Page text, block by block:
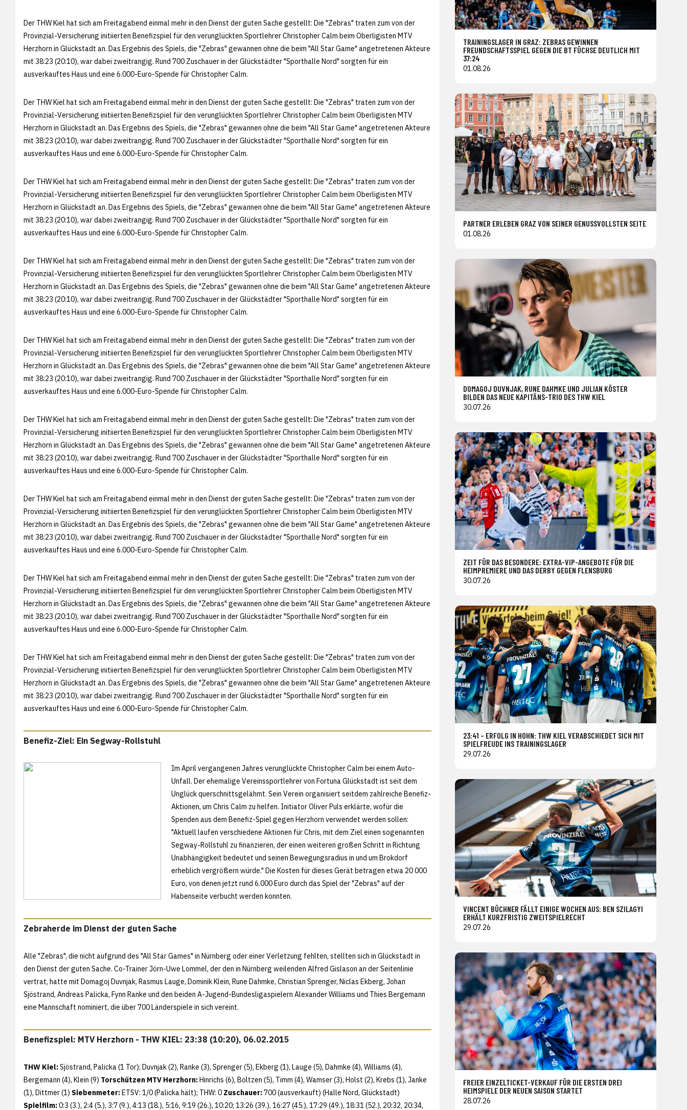
Der THW Kiel hat sich am Freitagabend einmal mehr in den Dienst der guten Sache gestellt: Die "Zebras" traten zum von der
Provinzial-Versicherung initiierten Benefizspiel für den verunglückten Sportlehrer Christopher Calm beim Oberligisten MTV
Herzhorn in Glückstadt an. Das Ergebnis des Spiels, die "Zebras" gewannen ohne die beim "All Star Game" angetretenen Akteure
mit 38:23 (20:10), war dabei zweitrangig. Rund 700 Zuschauer in der Glückstädter "Sporthalle Nord" sorgten für ein
ausverkauftes Haus und eine 6.000-Euro-Spende für Christopher Calm.
Der THW Kiel hat sich am Freitagabend einmal mehr in den Dienst der guten Sache gestellt: Die "Zebras" traten zum von der
Provinzial-Versicherung initiierten Benefizspiel für den verunglückten Sportlehrer Christopher Calm beim Oberligisten MTV
Herzhorn in Glückstadt an. Das Ergebnis des Spiels, die "Zebras" gewannen ohne die beim "All Star Game" angetretenen Akteure
mit 38:23 (20:10), war dabei zweitrangig. Rund 700 Zuschauer in der Glückstädter "Sporthalle Nord" sorgten für ein
ausverkauftes Haus und eine 6.000-Euro-Spende für Christopher Calm.
Der THW Kiel hat sich am Freitagabend einmal mehr in den Dienst der guten Sache gestellt: Die "Zebras" traten zum von der
Provinzial-Versicherung initiierten Benefizspiel für den verunglückten Sportlehrer Christopher Calm beim Oberligisten MTV
Herzhorn in Glückstadt an. Das Ergebnis des Spiels, die "Zebras" gewannen ohne die beim "All Star Game" angetretenen Akteure
mit 38:23 (20:10), war dabei zweitrangig. Rund 700 Zuschauer in der Glückstädter "Sporthalle Nord" sorgten für ein
ausverkauftes Haus und eine 6.000-Euro-Spende für Christopher Calm.
Der THW Kiel hat sich am Freitagabend einmal mehr in den Dienst der guten Sache gestellt: Die "Zebras" traten zum von der
Provinzial-Versicherung initiierten Benefizspiel für den verunglückten Sportlehrer Christopher Calm beim Oberligisten MTV
Herzhorn in Glückstadt an. Das Ergebnis des Spiels, die "Zebras" gewannen ohne die beim "All Star Game" angetretenen Akteure
mit 38:23 (20:10), war dabei zweitrangig. Rund 700 Zuschauer in der Glückstädter "Sporthalle Nord" sorgten für ein
ausverkauftes Haus und eine 6.000-Euro-Spende für Christopher Calm.
Der THW Kiel hat sich am Freitagabend einmal mehr in den Dienst der guten Sache gestellt: Die "Zebras" traten zum von der
Provinzial-Versicherung initiierten Benefizspiel für den verunglückten Sportlehrer Christopher Calm beim Oberligisten MTV
Herzhorn in Glückstadt an. Das Ergebnis des Spiels, die "Zebras" gewannen ohne die beim "All Star Game" angetretenen Akteure
mit 38:23 (20:10), war dabei zweitrangig. Rund 700 Zuschauer in der Glückstädter "Sporthalle Nord" sorgten für ein
ausverkauftes Haus und eine 6.000-Euro-Spende für Christopher Calm.
Der THW Kiel hat sich am Freitagabend einmal mehr in den Dienst der guten Sache gestellt: Die "Zebras" traten zum von der
Provinzial-Versicherung initiierten Benefizspiel für den verunglückten Sportlehrer Christopher Calm beim Oberligisten MTV
Herzhorn in Glückstadt an. Das Ergebnis des Spiels, die "Zebras" gewannen ohne die beim "All Star Game" angetretenen Akteure
mit 38:23 (20:10), war dabei zweitrangig. Rund 700 Zuschauer in der Glückstädter "Sporthalle Nord" sorgten für ein
ausverkauftes Haus und eine 6.000-Euro-Spende für Christopher Calm.
Der THW Kiel hat sich am Freitagabend einmal mehr in den Dienst der guten Sache gestellt: Die "Zebras" traten zum von der
Provinzial-Versicherung initiierten Benefizspiel für den verunglückten Sportlehrer Christopher Calm beim Oberligisten MTV
Herzhorn in Glückstadt an. Das Ergebnis des Spiels, die "Zebras" gewannen ohne die beim "All Star Game" angetretenen Akteure
mit 38:23 (20:10), war dabei zweitrangig. Rund 700 Zuschauer in der Glückstädter "Sporthalle Nord" sorgten für ein
ausverkauftes Haus und eine 6.000-Euro-Spende für Christopher Calm.
Der THW Kiel hat sich am Freitagabend einmal mehr in den Dienst der guten Sache gestellt: Die "Zebras" traten zum von der
Provinzial-Versicherung initiierten Benefizspiel für den verunglückten Sportlehrer Christopher Calm beim Oberligisten MTV
Herzhorn in Glückstadt an. Das Ergebnis des Spiels, die "Zebras" gewannen ohne die beim "All Star Game" angetretenen Akteure
mit 38:23 (20:10), war dabei zweitrangig. Rund 700 Zuschauer in der Glückstädter "Sporthalle Nord" sorgten für ein
ausverkauftes Haus und eine 6.000-Euro-Spende für Christopher Calm.
Der THW Kiel hat sich am Freitagabend einmal mehr in den Dienst der guten Sache gestellt: Die "Zebras" traten zum von der
Provinzial-Versicherung initiierten Benefizspiel für den verunglückten Sportlehrer Christopher Calm beim Oberligisten MTV
Herzhorn in Glückstadt an. Das Ergebnis des Spiels, die "Zebras" gewannen ohne die beim "All Star Game" angetretenen Akteure
mit 38:23 (20:10), war dabei zweitrangig. Rund 700 Zuschauer in der Glückstädter "Sporthalle Nord" sorgten für ein
ausverkauftes Haus und eine 6.000-Euro-Spende für Christopher Calm.
Benefiz-Ziel: Ein Segway-Rollstuhl
Im April vergangenen Jahres verunglückte Christopher Calm bei einem Auto-
Unfall. Der ehemalige Vereinssportlehrer von Fortuna Glückstadt ist seit dem
Unglück querschnittsgelähmt. Sein Verein organisiert seitdem zahlreiche Benefiz-
Aktionen, um Chris Calm zu helfen. Initiator Oliver Puls erklärte, wofür die
Spenden aus dem Benefiz-Spiel gegen Herzhorn verwendet werden sollen:
"Aktuell laufen verschiedene Aktionen für Chris, mit dem Ziel einen sogenannten
Segway-Rollstuhl zu finanzieren, der einen weiteren großen Schritt in Richtung
Unabhängigkeit bedeutet und seinen Bewegungsradius in und um Brokdorf
erheblich vergrößern würde." Die Kosten für dieses Gerät betragen etwa 20 000
Euro, von denen jetzt rund 6.000 Euro durch das Spiel der "Zebras" auf der
Habenseite verbucht werden konnten.
Zebraherde im Dienst der guten Sache
Alle "Zebras", die nicht aufgrund des "All Star Games" in Nürnberg oder einer Verletzung fehlten, stellten sich in Glückstadt in
den Dienst der guten Sache. Co-Trainer Jörn-Uwe Lommel, der den in Nürnberg weilenden Alfred Gislason an der Seitenlinie
vertrat, hatte mit Domagoj Duvnjak, Rasmus Lauge, Dominik Klein, Rune Dahmke, Christian Sprenger, Niclas Ekberg, Johan
Sjöstrand, Andreas Palicka, Fynn Ranke und den beiden A-Jugend-Bundesligaspielern Alexander Williams und Thies Bergemann
eine Mannschaft nominiert, die über 700 Länderspiele in sich vereint.
Benefizspiel: MTV Herzhorn - THW KIEL: 23:38 (10:20), 06.02.2015
THW Kiel:Sjöstrand, Palicka (1 Tor); Duvnjak (2), Ranke (3), Sprenger (5), Ekberg (1), Lauge (5), Dahmke (4), Williams (4),
Bergemann (4), Klein (9) Torschützen MTV Herzhorn:Hinrichs (6), Boltzen (5), Timm (4), Wamser (3), Holst (2), Krebs (1), Janke
(1), Dittmer (1) Siebenmeter:ETSV: 1/0 (Palicka hält); THW: 0 Zuschauer:700 (ausverkauft) (Halle Nord, Glückstadt)
Spielfilm:0:3 (3.), 2:4 (5.), 3:7 (9.), 4:13 (18.), 5:16, 9:19 (26.), 10:20; 13:26 (39.), 16:27 (45.), 17:29 (49.), 18:31 (52.), 20:32, 20:34,
TRAININGSLAGER IN GRAZ: ZEBRAS GEWINNEN
FREUNDSCHAFTSSPIEL GEGEN DIE BT FÜCHSE DEUTLICH MIT
37:24
01.08.26
PARTNER ERLEBEN GRAZ VON SEINER GENUSSVOLLSTEN SEITE
01.08.26
DOMAGOJ DUVNJAK, RUNE DAHMKE UND JULIAN KÖSTER
BILDEN DAS NEUE KAPITÄNS-TRIO DES THW KIEL
30.07.26
ZEIT FÜR DAS BESONDERE: EXTRA-VIP-ANGEBOTE FÜR DIE
HEIMPREMIERE UND DAS DERBY GEGEN FLENSBURG
30.07.26
23:41 – ERFOLG IN HOHN: THW KIEL VERABSCHIEDET SICH MIT
SPIELFREUDE INS TRAININGSLAGER
29.07.26
VINCENT BÜCHNER FÄLLT EINIGE WOCHEN AUS: BEN SZILAGYI
ERHÄLT KURZFRISTIG ZWEITSPIELRECHT
29.07.26
FREIER EINZELTICKET-VERKAUF FÜR DIE ERSTEN DREI
HEIMSPIELE DER NEUEN SAISON STARTET
28.07.26